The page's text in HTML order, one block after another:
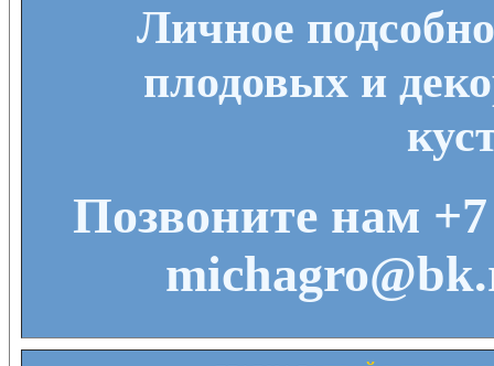
Личное
плодовых и
Позвоните нам